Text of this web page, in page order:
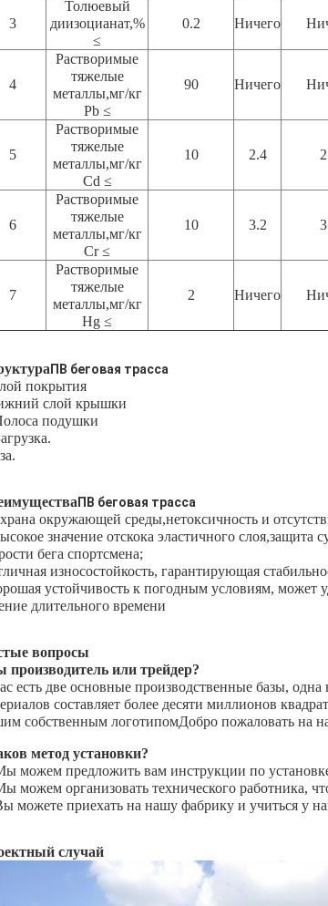
3
Толюевый
диизоцианат,%
≤
0.2 Ничего
4
Растворимые
тяжелые
металлы,мг/кг
Pb ≤
90 Ничего
5
Растворимые
тяжелые
металлы,мг/кг
Cd ≤
10 2.4
6
Растворимые
тяжелые
металлы,мг/кг
Cr ≤
10 3.2
7
Растворимые
тяжелые
металлы,мг/кг
Hg ≤
2 Ничего
ПВ беговая трасса
покрытия
слой крышки
подушки
ПВ беговая трасса
окружающей среды,нетоксичность и
значение отскока эластичного
бега спортсмена;
износостойкость, гарантирующая
устойчивость к погодным условиям, может
длительного времени
вопросы
производитель или трейдер?
есть две основные производственные базы,
составляет более десяти миллионов
собственным логотипомДобро пожаловать на
метод установки?
можем предложить вам инструкции по
можем организовать технического работника,
можете приехать на нашу фабрику и учиться у
случай